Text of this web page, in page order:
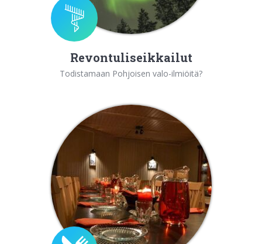
Revontuliseikkailut
Todistamaan Pohjoisen valo-ilmiöitä?